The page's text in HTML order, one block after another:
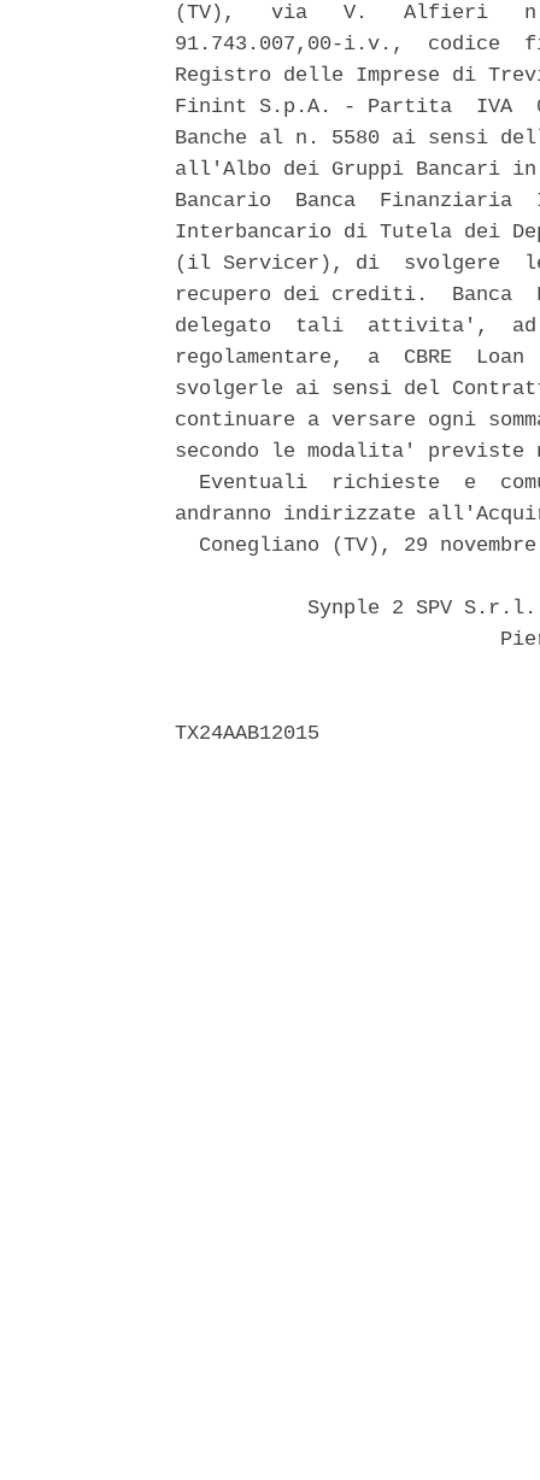
(TV),   via   V.   Alfieri
91.743.007,00-i.v.,  codice
Registro delle Imprese di
Finint S.p.A. - Partita  IVA
Banche al n. 5580 ai sensi
all'Albo dei Gruppi Bancari
Bancario  Banca
Interbancario di Tutela dei
(il Servicer), di  svolgere
recupero dei crediti.  Banca
delegato  tali  attivita',  ad
regolamentare,  a  CBRE
svolgerle ai sensi del
continuare a versare ogni
secondo le modalita'
Eventuali  richieste  e
andranno indirizzate
Conegliano (TV), 29
Synple 2 SPV